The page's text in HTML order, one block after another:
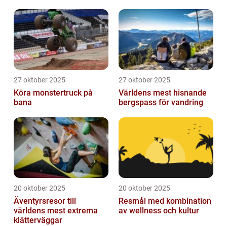
27 oktober 2025
Köra monstertruck på
bana
27 oktober 2025
Världens mest hisnande
bergspass för vandring
20 oktober 2025
Äventyrsresor till
världens mest extrema
klätterväggar
20 oktober 2025
Resmål med kombination
av wellness och kultur